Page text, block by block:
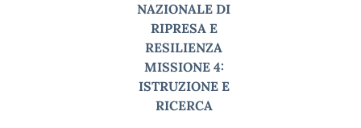
NAZIONALE DI
RIPRESA E
RESILIENZA
MISSIONE 4:
ISTRUZIONE E
RICERCA